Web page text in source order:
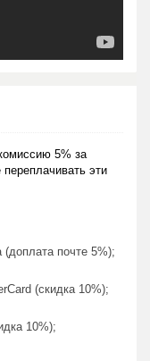
5% за
эти
почте 5%);
(скидка 10%);
10%);